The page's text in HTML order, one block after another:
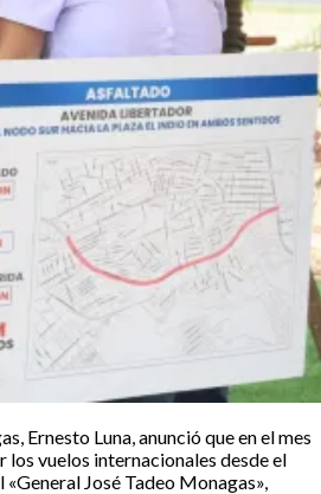
Ernesto Luna, anunció que en el mes
los vuelos internacionales desde el
José Tadeo Monagas»,